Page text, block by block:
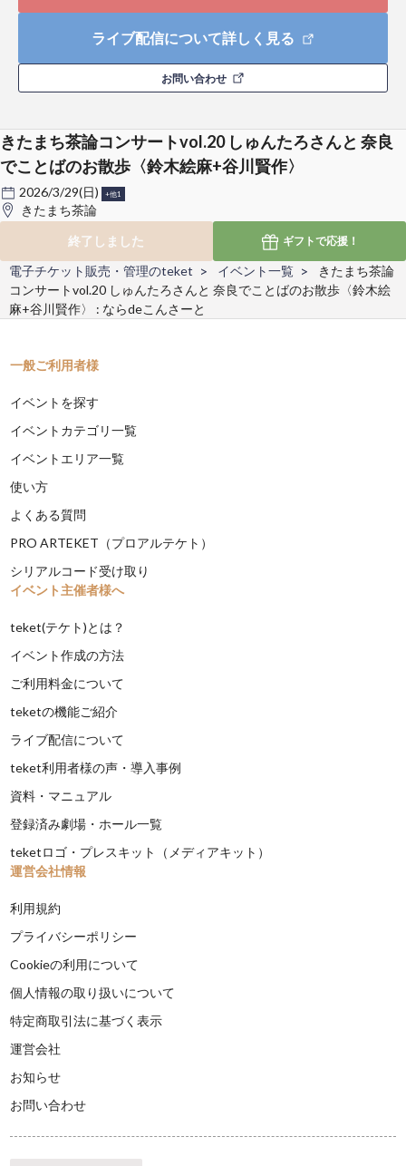
ライブ配信について詳しく見る
お問い合わせ
きたまち茶論コンサートvol.20 しゅんたろさんと 奈良
でことばのお散歩〈鈴木絵麻+谷川賢作〉
2026/3/29(日) +他1
きたまち茶論
終了しました
ギフトで応援！
電子チケット販売・管理のteket イベント一覧
きたまち茶論
コンサートvol.20 しゅんたろさんと 奈良でことばのお散歩〈鈴木絵
麻+谷川賢作〉 : ならdeこんさーと
一般ご利用者様
イベントを探す
イベントカテゴリ一覧
イベントエリア一覧
使い方
よくある質問
PRO ARTEKET（プロアルテケト）
シリアルコード受け取り
イベント主催者様へ
teket(テケト)とは？
イベント作成の方法
ご利用料金について
teketの機能ご紹介
ライブ配信について
teket利用者様の声・導入事例
資料・マニュアル
登録済み劇場・ホール一覧
teketロゴ・プレスキット（メディアキット）
運営会社情報
利用規約
プライバシーポリシー
Cookieの利用について
個人情報の取り扱いについて
特定商取引法に基づく表示
運営会社
お知らせ
お問い合わせ